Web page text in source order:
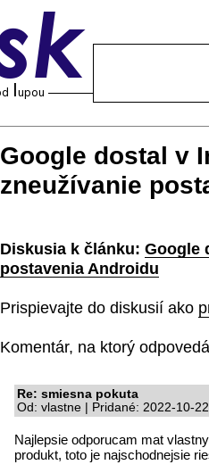
Google dostal v
zneužívanie
Diskusia k článku: Google
postavenia Androidu
Prispievajte do diskusií ako
Komentár, na ktorý
Re: smiesna pokuta
Od: vlastne | Pridané: 2022-10-
Najlepsie odporucam mat
produkt, toto je najschodnejsie